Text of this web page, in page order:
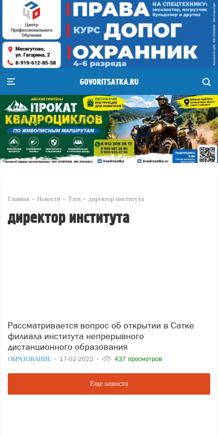
GOVORITSATKA.RU
Главная Новости Тэги директор института
директор института
Рассматривается вопрос об открытии в Сатке
филиала института непрерывного
дистанционного образования
ОБРАЗОВАНИЕ 17-02-2022 437 просмотров
Еще новости